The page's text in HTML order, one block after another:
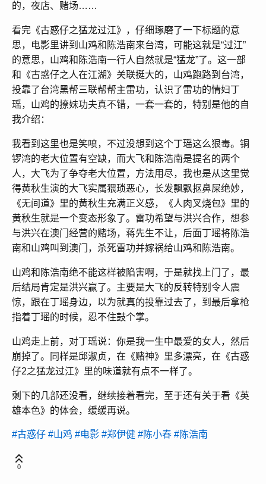
的，夜店、赌场……
看完《古惑仔之猛龙过江》，仔细琢磨了一下标题的意
思，电影里讲到山鸡和陈浩南来台湾，可能这就是“过江”
的意思，山鸡和陈浩南一行人自然就是“猛龙”了。这一部
和《古惑仔之人在江湖》关联挺大的，山鸡跑路到台湾，
投靠了台湾黑帮三联帮帮主雷功，认识了雷功的情妇丁
瑶，山鸡的撩妹功夫真不错，一套一套的，特别是他的自
我介绍：
我看到这里也是笑喷，不过没想到这个丁瑶这么狠毒。铜
锣湾的老大位置有空缺，而大飞和陈浩南是提名的两个
人，大飞为了争夺老大位置，方法用尽，我也是从这里觉
得黄秋生演的大飞实属猥琐恶心，长发飘飘抠鼻屎绝妙，
《无间道》里的黄秋生充满正义感，《人肉叉烧包》里的
黄秋生就是一个变态形象了。雷功希望与洪兴合作，想参
与洪兴在澳门经营的赌场，蒋先生不让，后面丁瑶将陈浩
南和山鸡叫到澳门，杀死雷功并嫁祸给山鸡和陈浩南。
山鸡和陈浩南绝不能这样被陷害啊，于是就找上门了，最
后结局肯定是洪兴赢了。主要是大飞的反转特别令人震
惊，跟在丁瑶身边，以为就真的投靠过去了，到最后拿枪
指着丁瑶的时候，忍不住鼓个掌。
山鸡走上前，对丁瑶说：你是我一生中最爱的女人，然后
崩掉了。同样是邱淑贞，在《赌神》里多漂亮，在《古惑
仔2之猛龙过江》里的味道就有点不一样了。
剩下的几部还没看，继续接着看完，至于还有关于看《英
雄本色》的体会，缓缓再说。
#古惑仔 #山鸡 #电影 #郑伊健 #陈小春 #陈浩南
0